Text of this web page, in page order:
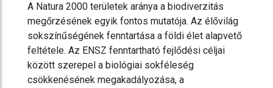
A Natura 2000 területek aránya a biodiverzitás
megőrzésének egyik fontos mutatója. Az élővilág
sokszínűségének fenntartása a földi élet alapvető
feltétele. Az ENSZ fenntartható fejlődési céljai
között szerepel a biológiai sokféleség
csökkenésének megakadályozása, a